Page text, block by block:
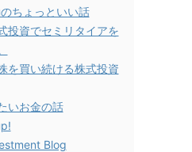
ちょっといい話
投資でセミリタイアを
を買い続ける株式投資
いお金の話
Blog